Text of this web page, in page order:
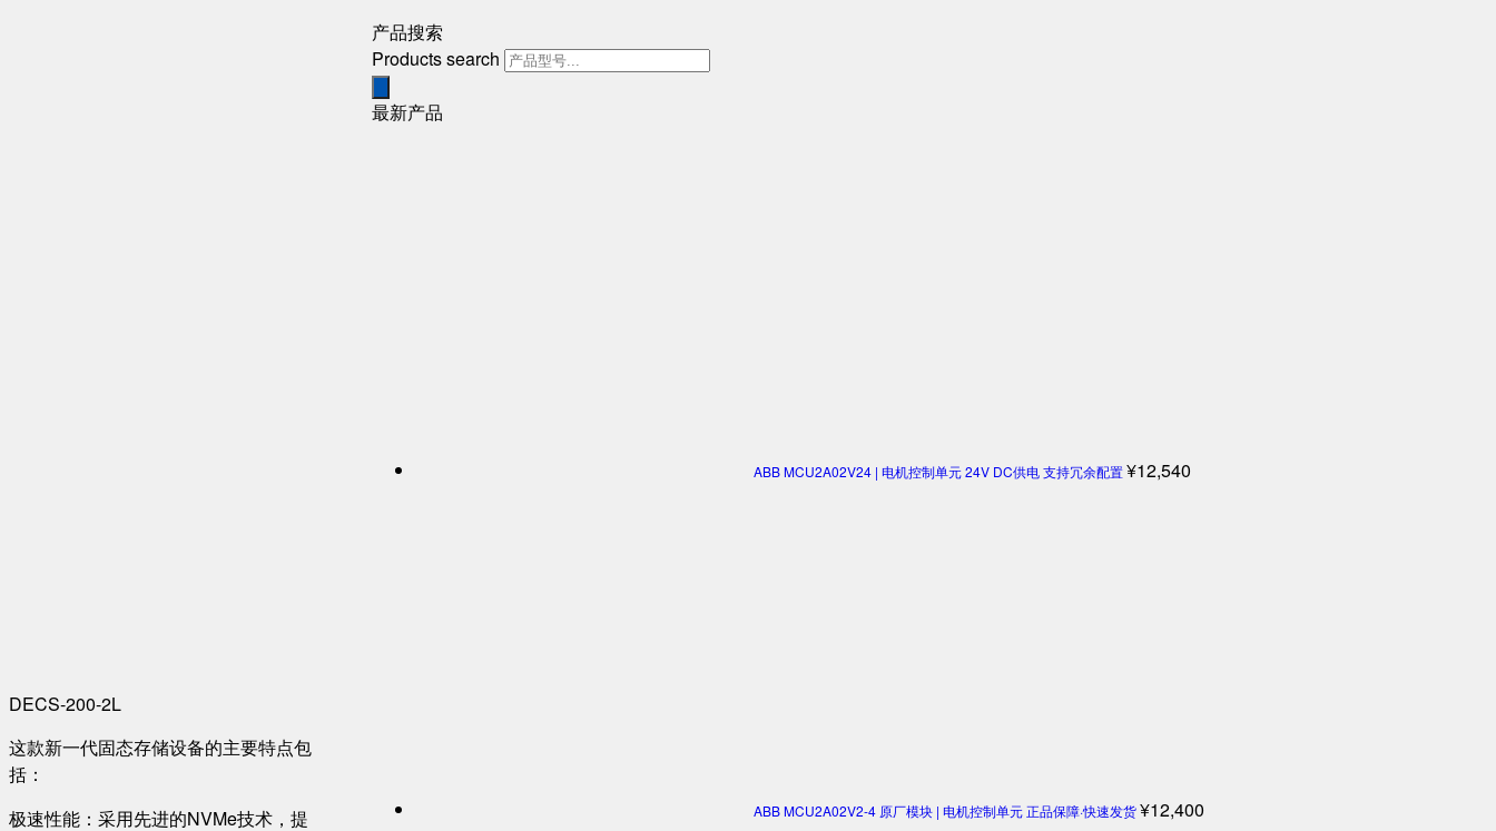
DECS-200-2L
这款新一代固态存储设备的主要特点包
括：
极速性能：采用先进的NVMe技术，提
产品搜索
Products search
最新产品
ABB MCU2A02V24 | 电机控制单元 24V DC供电 支持冗余配置¥12,540
ABB MCU2A02V2-4 原厂模块 | 电机控制单元 正品保障·快速发货¥12,400